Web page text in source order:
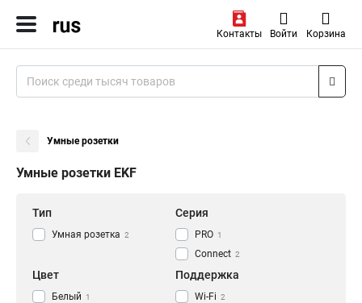
Контакты Войти Корзина
Умные розетки
Умные розетки EKF
Тип
Умная розетка 2
Серия
PRO 1
Сonnect 2
Цвет
Белый 1
Поддержка
Wi-Fi 2